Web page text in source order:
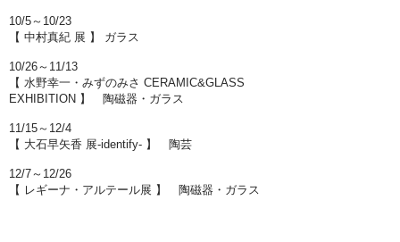
10/5～10/23
【 中村真紀 展 】 ガラス
10/26～11/13
【 水野幸一・みずのみさ CERAMIC&GLASS
EXHIBITION 】 陶磁器・ガラス
11/15～12/4
【 大石早矢香 展-identify- 】 陶芸
12/7～12/26
【 レギーナ・アルテール展 】 陶磁器・ガラス